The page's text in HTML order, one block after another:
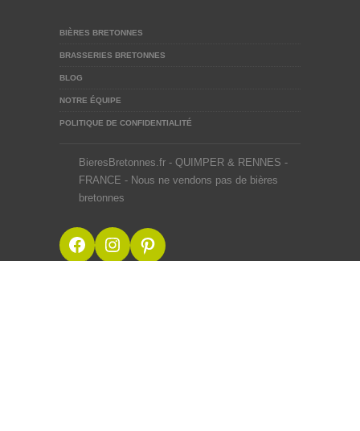
BIÈRES BRETONNES
BRASSERIES BRETONNES
BLOG
NOTRE ÉQUIPE
POLITIQUE DE CONFIDENTIALITÉ
BieresBretonnes.fr - QUIMPER & RENNES -
FRANCE - Nous ne vendons pas de bières
bretonnes
Facebook
Instagram
Pinterest